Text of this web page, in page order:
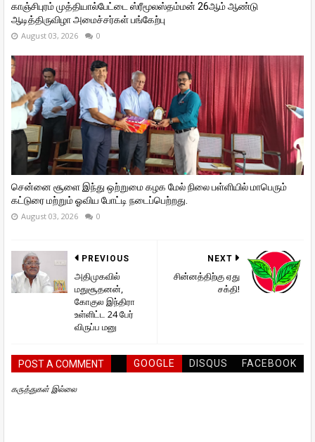
காஞ்சிபுரம் முத்தியால்பேட்டை ஸ்ரீமூலஸ்தம்மன் 26ஆம் ஆண்டு
ஆடித்திருவிழா அமைச்சர்கள் பங்கேற்பு
August 03, 2026 0
சென்னை சூளை இந்து ஒற்றுமை கழக மேல் நிலை பள்ளியில் மாபெரும்
கட்டுரை மற்றும் ஓவிய போட்டி நடைப்பெற்றது.
August 03, 2026 0
NEXT
சின்னத்திற்கு ஏது
சக்தி!
PREVIOUS
அதிமுகவில்
மதுசூதனன்,
கோகுல இந்திரா
உள்ளிட்ட 24 பேர்
விருப்ப மனு
POST A COMMENT GOOGLE DISQUS FACEBOOK
கருத்துகள் இல்லை